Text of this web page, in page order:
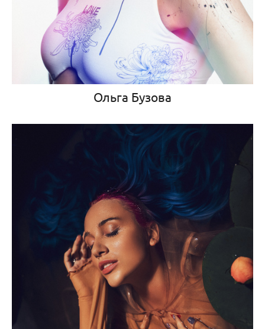
Ольга Бузова